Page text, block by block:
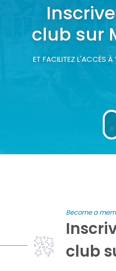
club sur
ET FACILITEZ L'ACCÈS
Become a
club